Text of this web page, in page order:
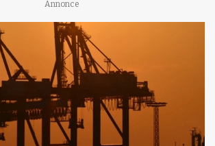
Annonce